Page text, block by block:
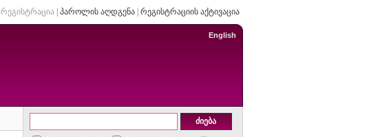
რეგისტრაცია| პაროლის აღდგენა| რეგისტრაციის აქტივაცია
English